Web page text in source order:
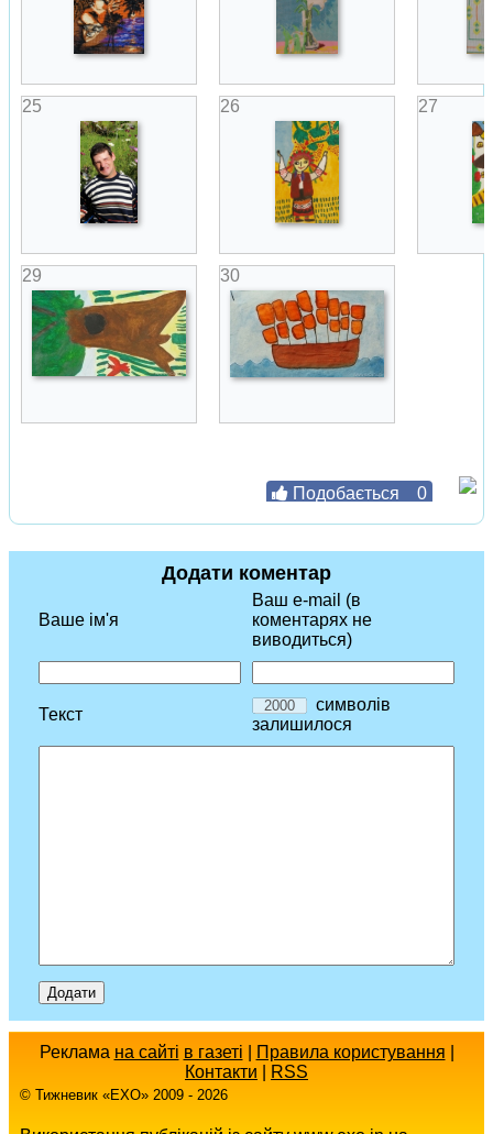
25 26 27
29 30
Подобається 0
Додати коментар
Ваше ім'я
Ваш e-mail (в
коментарях не
виводиться)
Текст
символів
залишилося
Реклама на сайті в газеті Правила користування
Контакти
RSS
© Тижневик «EХO» 2009 - 2026